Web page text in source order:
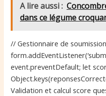
A lire aussi :
dans ce légume
// Gestionnaire de
event.preventDefault; let
Validation et calcul score